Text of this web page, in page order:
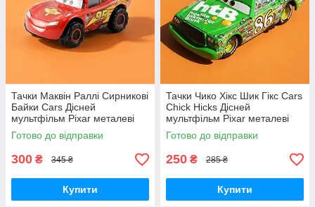
Тачки Маквін Раллі Сирникові
Байки Cars Дісней
мультфільм Pixar металеві
машинки
Готово до відправки
300 ₴ 345 ₴
Купити
Тачки Чико Хікс Шик Гікс Cars
Chick Hicks Дісней
мультфільм Pixar металеві
машинки
Готово до відправки
250 ₴ 285 ₴
Купити